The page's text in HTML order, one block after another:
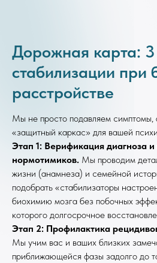
Дорожная карта: 3
стабилизации при
расстройстве
Мы не просто подавляем симптомы,
«защитный каркас» для вашей
Этап 1: Верификация диагноза
нормотимиков. Мы проводим
жизни (анамнеза) и семейной
подобрать «стабилизаторы
биохимию мозга без побочных
которого долгосрочное
Этап 2: Профилактика
Мы учим вас и ваших близких
приближающейся фазы задолго до